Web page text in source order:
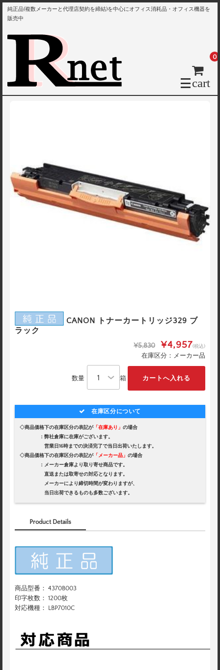
純正品(複数メーカーと代理店契約を締結)を中心にオフィス消耗品・オフィス機器を
販売中
cart
0
CANON トナーカートリッジ329 ブ
ラック
¥5,830 ¥4,957(税込)
在庫区分：メーカー品
数量 箱
在庫区分について
◇商品価格下の在庫区分の表記が「在庫あり」 の場合
：弊社倉庫に在庫がございます。
営業日16時までの決済完了で当日出荷いたします。
◇商品価格下の在庫区分の表記が「メーカー品」 の場合
：メーカー倉庫より取り寄せ商品です。
直送または取寄せの対応となります。
メーカーにより締切時間が変わりますが、
当日出荷できるものも多数ございます。
Product Details
商品型番： 4370B003
印字枚数： 1200枚
対応機種： LBP7010C